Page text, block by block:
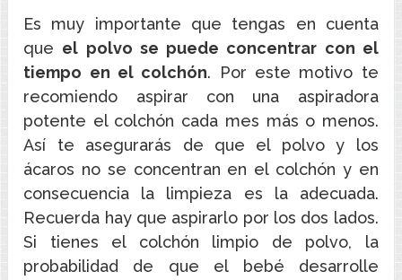
Es muy importante que tengas en cuenta
que el polvo se puede concentrar con el
tiempo en el colchón. Por este motivo te
recomiendo aspirar con una aspiradora
potente el colchón cada mes más o menos.
Así te asegurarás de que el polvo y los
ácaros no se concentran en el colchón y en
consecuencia la limpieza es la adecuada.
Recuerda hay que aspirarlo por los dos lados.
Si tienes el colchón limpio de polvo, la
probabilidad de que el bebé desarrolle